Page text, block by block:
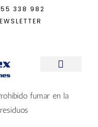
338 982